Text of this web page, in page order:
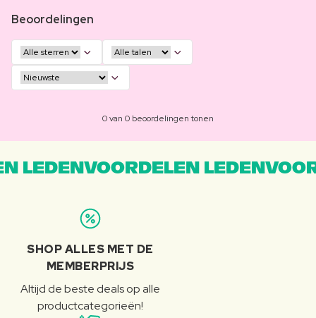
Beoordelingen
0 van 0 beoordelingen tonen
LEDENVOORDELEN
SHOP ALLES MET DE
MEMBERPRIJS
Altijd de beste deals op alle
productcategorieën!